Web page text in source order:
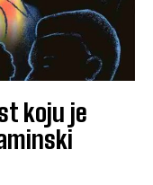
koju je